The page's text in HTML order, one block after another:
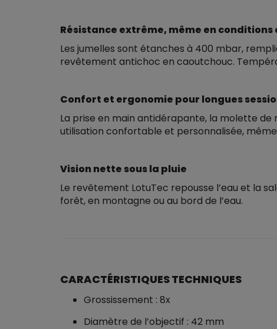
Résistance extrême, même en
Les jumelles sont étanches à 400 mbar,
revêtement antichoc en caoutchouc.
Confort et ergonomie pour longues
La prise en main antidérapante, la molette
utilisation confortable et personnalisée,
Vision nette sous la pluie
Le revêtement LotuTec repousse l’eau et la
forêt, en montagne ou au bord de l’eau.
CARACTÉRISTIQUES TECHNIQUES
Grossissement : 8x
Diamètre de l’objectif : 42 mm